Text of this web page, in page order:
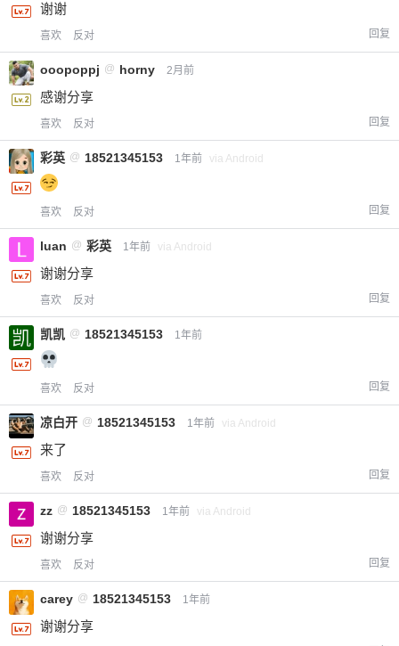
谢谢
喜欢 反对 回复
ooopoppj @ horny 2月前
感谢分享
喜欢 反对 回复
彩英 @ 18521345153 1年前 via Android
喜欢 反对 回复
luan @ 彩英 1年前 via Android
谢谢分享
喜欢 反对 回复
凯凯 @ 18521345153 1年前
喜欢 反对 回复
凉白开 @ 18521345153 1年前 via Android
来了
喜欢 反对 回复
zz @ 18521345153 1年前 via Android
谢谢分享
喜欢 反对 回复
carey @ 18521345153 1年前
谢谢分享